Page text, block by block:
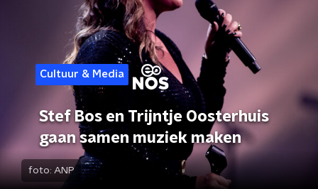
Cultuur & Media
Stef Bos en Trijntje Oosterhuis
gaan samen muziek maken
foto: ANP